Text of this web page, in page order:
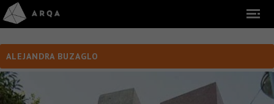
ALEJANDRA BUZAGLO